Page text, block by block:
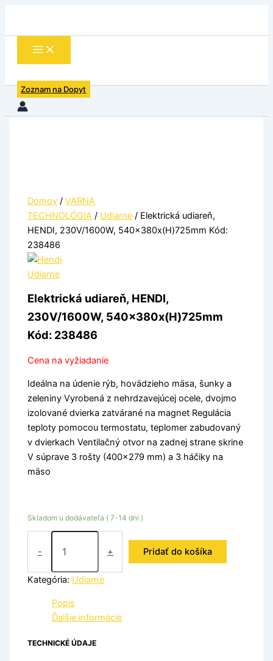
obsah
Zoznam na Dopyt
Domov /VARNA
TECHNOLÓGIA / Udiarne / Elektrická udiareň,
HENDI, 230V/1600W, 540x380x(H)725mm Kód:
238486
Udiarne
Elektrická udiareň, HENDI,
230V/1600W, 540x380x(H)725mm
Kód: 238486
Cena na vyžiadanie
Ideálna na údenie rýb, hovädzieho mäsa, šunky a
zeleniny Vyrobená z nehrdzavejúcej ocele, dvojmo
izolované dvierka zatvárané na magnet Regulácia
teploty pomocou termostatu, teplomer zabudovaný
v dvierkach Ventilačný otvor na zadnej strane skrine
V súprave 3 rošty (400×279 mm) a 3 háčiky na
mäso
Skladom u dodávateľa ( 7-14 dní )
-
230V/1600W,
540x380x(H)725mm
Kód:
238486
+ Pridať do košíka
Kategória: Udiarne
Popis
Ďalšie informácie
TECHNICKÉ ÚDAJE